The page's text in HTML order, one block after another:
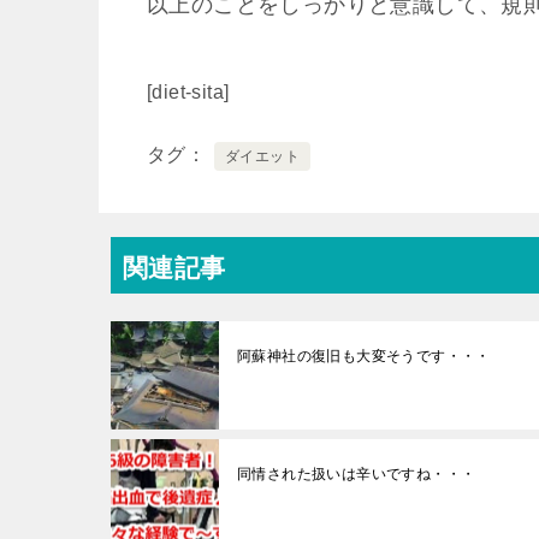
[diet-sita]
タグ ダイエット
関連記事
阿蘇神社の復旧も大変そうです・・・
同情された扱いは辛いですね・・・